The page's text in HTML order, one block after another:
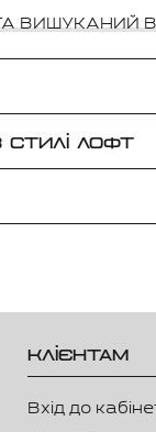
ВИШУКАНИЙ
СТИЛІ ЛОФТ
КЛІЄНТАМ
Вхід до